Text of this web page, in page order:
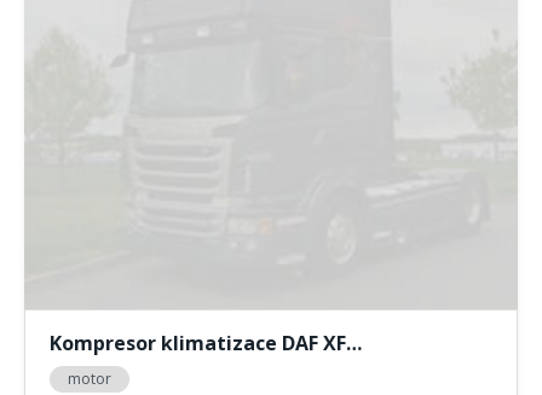
Kompresor klimatizace DAF XF…
motor